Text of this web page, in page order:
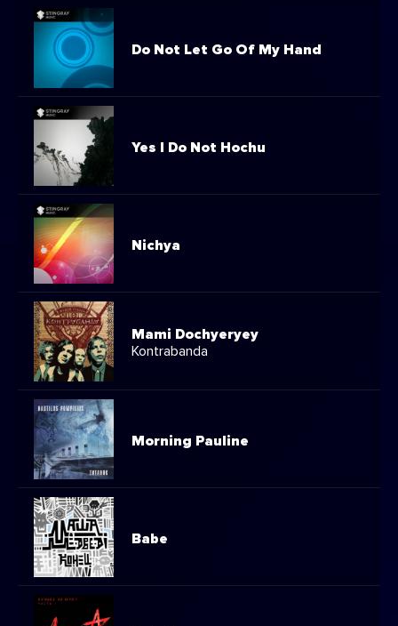
Do Not Let Go Of My Hand
Yes I Do Not Hochu
Nichya
Mami Dochyeryey
Kontrabanda
Morning Pauline
Babe